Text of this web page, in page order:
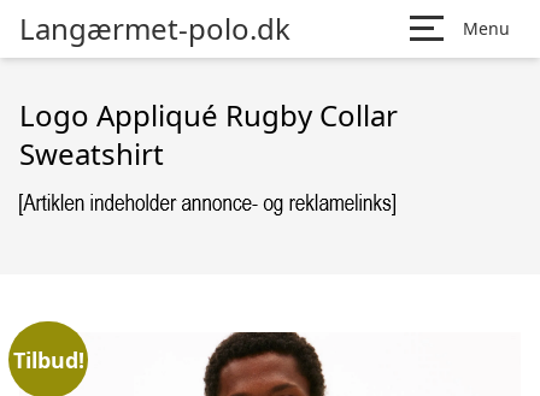
Langærmet-polo.dk Menu
Logo Appliqué Rugby Collar
Sweatshirt
Tilbud!